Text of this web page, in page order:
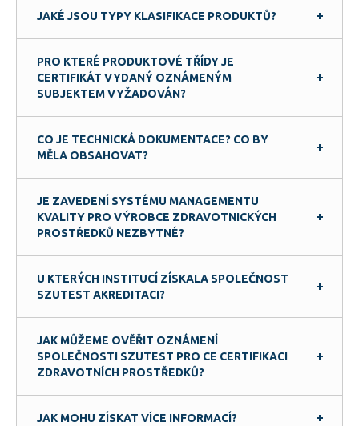
JAKÉ JSOU TYPY KLASIFIKACE PRODUKTŮ?
PRO KTERÉ PRODUKTOVÉ TŘÍDY JE
CERTIFIKÁT VYDANÝ OZNÁMENÝM
SUBJEKTEM VYŽADOVÁN?
CO JE TECHNICKÁ DOKUMENTACE? CO BY
MĚLA OBSAHOVAT?
JE ZAVEDENÍ SYSTÉMU MANAGEMENTU
KVALITY PRO VÝROBCE ZDRAVOTNICKÝCH
PROSTŘEDKŮ NEZBYTNÉ?
U KTERÝCH INSTITUCÍ ZÍSKALA SPOLEČNOST
SZUTEST AKREDITACI?
JAK MŮŽEME OVĚŘIT OZNÁMENÍ
SPOLEČNOSTI SZUTEST PRO CE CERTIFIKACI
ZDRAVOTNÍCH PROSTŘEDKŮ?
JAK MOHU ZÍSKAT VÍCE INFORMACÍ?